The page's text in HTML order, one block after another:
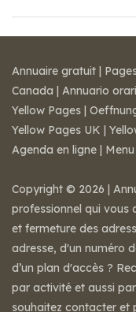
Annuaire gratuit |
Canada | Annuario orari
Yellow Pages |
Yellow Pages UK |
Agenda en ligne |
Copyright © 2026 |
professionnel qui vous
et fermeture des
adresse, d'un numéro
d’un plan d'accès ?
par activité et aussi
souhaitez contacter et